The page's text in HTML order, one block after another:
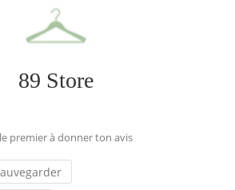
89 Store
premier à donner ton avis